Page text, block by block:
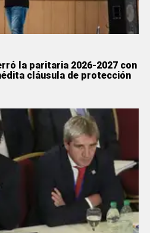
la paritaria 2026-2027 con
cláusula de protección